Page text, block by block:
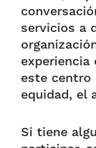
servicios a
este centro
equidad, el
Si tiene